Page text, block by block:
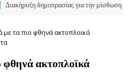
δημοπρασίας για την μίσθωση ακινήτου
με τα πιο φθηνά ακτοπλοϊκά
φθηνά ακτοπλοϊκά